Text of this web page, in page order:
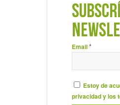
Email*
Estoy de
privacidad y los